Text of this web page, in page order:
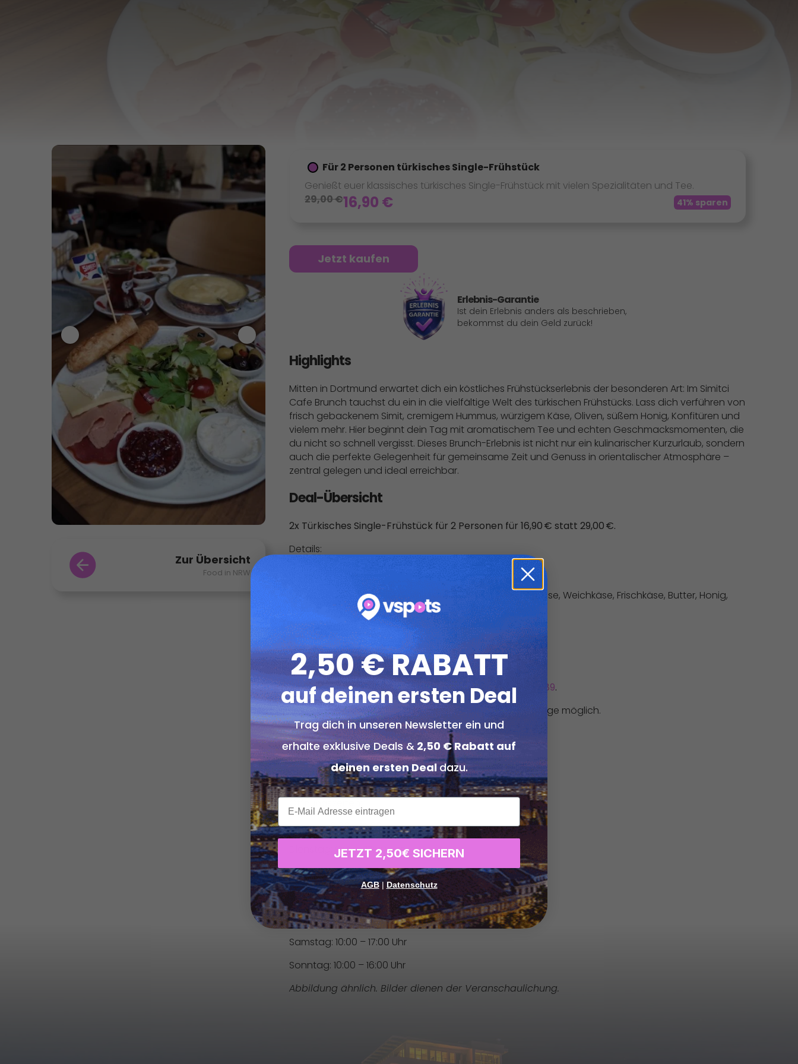
Zur Übersicht
Food in NRW
Für 2 Personen türkisches Single-Frühstück
Genießt euer klassisches türkisches Single-Frühstück mit vielen Spezialitäten und Tee.
29,00€16,90 € 41% sparen
Jetzt kaufen
Erlebnis-Garantie
Ist dein Erlebnis anders als beschrieben,
bekommst du dein Geld zurück!
Highlights
Mitten in Dortmund erwartet dich ein köstliches Frühstückserlebnis der besonderen Art: Im Simitci
Cafe Brunch tauchst du ein in die vielfältige Welt des türkischen Frühstücks. Lass dich verführen von
frisch gebackenem Simit, cremigem Hummus, würzigem Käse, Oliven, süßem Honig, Konfitüren und
vielem mehr. Hier beginnt dein Tag mit aromatischem Tee und echten Geschmacksmomenten, die
du nicht so schnell vergisst. Dieses Brunch-Erlebnis ist nicht nur ein kulinarischer Kurzurlaub, sondern
auch die perfekte Gelegenheit für gemeinsame Zeit und Genuss in orientalischer Atmosphäre –
zentral gelegen und ideal erreichbar.
Deal-Übersicht
2x Türkisches Single-Frühstück für 2 Personen für 16,90 € statt 29,00 €.
Details:
Pro Person 1x Single Frühstück.
Single Frühstück: Putensalami, Tomaten, Gurken, Hirtenkäse, Weichkäse, Frischkäse, Butter, Honig,
Marmelade, Oliven, Börek, Brotsorten & 2 Gläser Tee.
Konditionen
Der Gutschein ist 3 Monate ab Kauf einlösbar.
Reservierung verbindlich erforderlich unter
01786658489.
Die Einlösung des Gutscheins ist ausschließlich bei Vorlage möglich.
Adresse: Kuckelke 3, 44135 Dortmund
Telefon:
01786658489
Web:simitcidunyasi.com
Montag: 9:00 – 17:00 Uhr
Dienstag: 9:00 – 17:00 Uhr
Mittwoch: 9:00 – 17:00 Uhr
Donnerstag: 9:00 – 17:00 Uhr
Freitag: 9:00 – 17:00 Uhr
Samstag: 10:00 – 17:00 Uhr
Sonntag: 10:00 – 16:00 Uhr
Abbildung ähnlich. Bilder dienen der Veranschaulichung.
2,50 € RABATT
auf deinen ersten Deal
Trag dich in unseren Newsletter ein und
erhalte exklusive Deals &2,50 € Rabatt auf
deinen ersten Dealdazu.
xxx
JETZT 2,50€ SICHERN
AGB| Datenschutz